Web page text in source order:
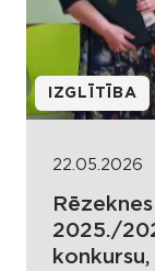
IZGLĪTĪBA
22.05.2026
2025./